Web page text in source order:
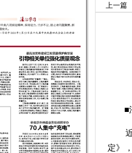
上一篇
■法
近
定》